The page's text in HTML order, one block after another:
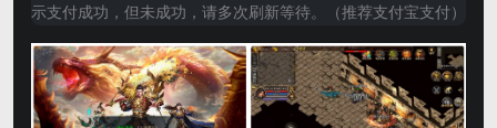
示支付成功，但未成功，请多次刷新等待。（推荐支付宝支付）